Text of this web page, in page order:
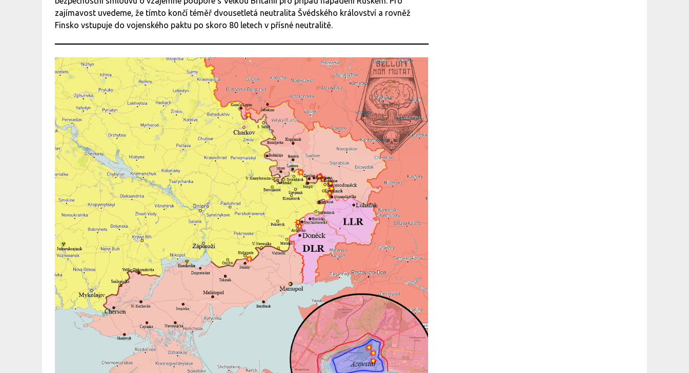
zajímavost uvedeme, že tímto končí téměř dvousetletá neutralita Švédského království a rovněž
Finsko vstupuje do vojenského paktu po skoro 80 letech v přísné neutralitě.